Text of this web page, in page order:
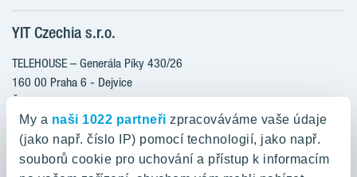
My a naši 1022 partneři zpracováváme vaše údaje
(jako např. číslo IP) pomocí technologií, jako např.
souborů cookie pro uchování a přístup k informacím
Klientské změny
Aktuality
Blog
Kariéra
O nás
YIT PLUS
RANTA Barrandov III
RANTA Barrandov IV
TOIVO Roztyly II
KALEVALA
VIRTA Kladno
YIT Czechia s.r.o.
TELEHOUSE – Generála Píky 430/26
160 00 Praha 6 - Dejvice
Česká republika
800 200 666
domov@yit.cz